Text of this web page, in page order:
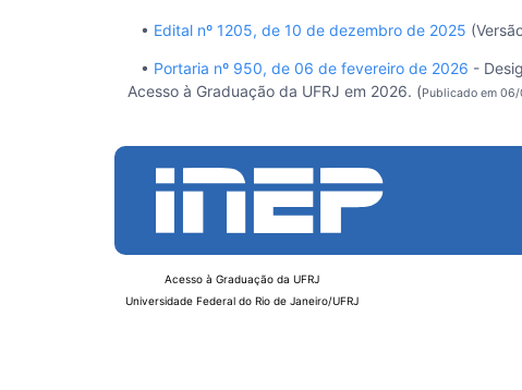
• Edital nº 1205, de 10 de dezembro de 2025
• Portaria nº 950, de 06 de fevereiro de 2026 -
Acesso à Graduação da UFRJ em 2026. (Publicado em
Acesso à Graduação da UFRJ
Universidade Federal do Rio de Janeiro/UFRJ